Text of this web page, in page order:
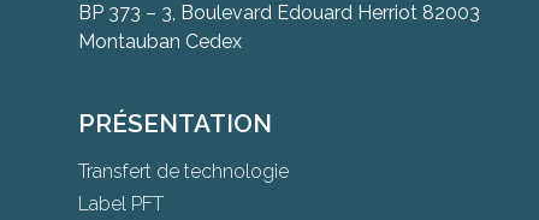
BP 373 – 3, Boulevard Edouard Herriot 82003
Montauban Cedex
PRÉSENTATION
Transfert de technologie
Label PFT